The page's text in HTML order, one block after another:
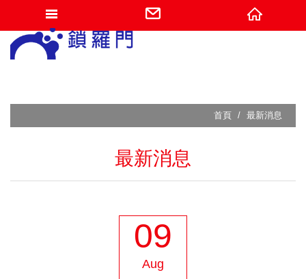
網站名稱
首頁 最新消息
最新消息
09
Aug